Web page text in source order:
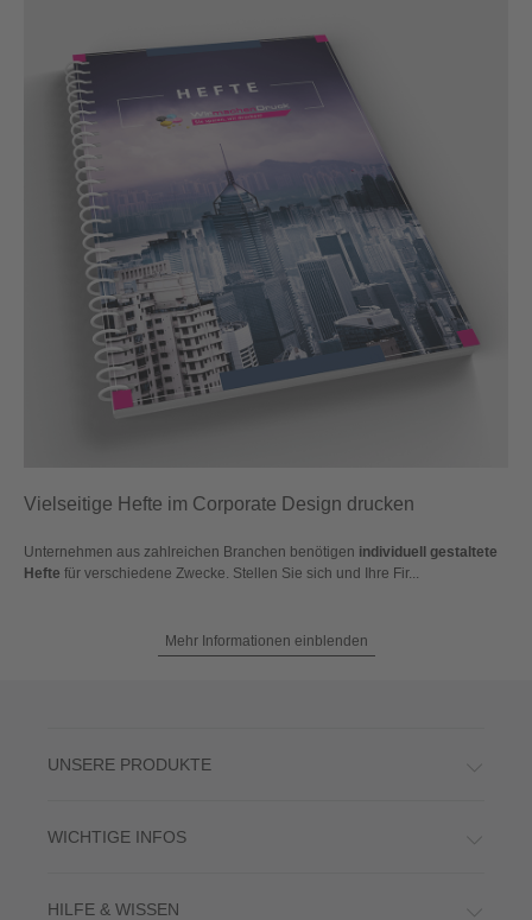
Vielseitige Hefte im Corporate Design drucken
Unternehmen aus zahlreichen Branchen benötigen individuell gestaltete
Hefte für verschiedene Zwecke. Stellen Sie sich und Ihre Fir...
Mehr Informationen einblenden
UNSERE PRODUKTE
WICHTIGE INFOS
HILFE & WISSEN